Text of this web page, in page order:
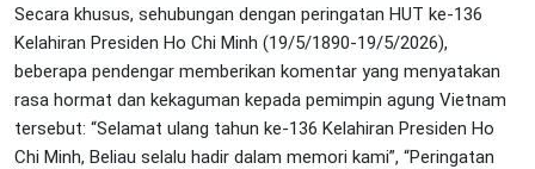
Secara khusus, sehubungan dengan peringatan HUT ke-136
Kelahiran Presiden Ho Chi Minh (19/5/1890-19/5/2026),
beberapa pendengar memberikan komentar yang menyatakan
rasa hormat dan kekaguman kepada pemimpin agung Vietnam
tersebut: “Selamat ulang tahun ke-136 Kelahiran Presiden Ho
Chi Minh, Beliau selalu hadir dalam memori kami”, “Peringatan